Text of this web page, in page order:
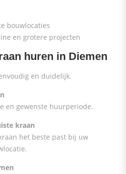
bouwlocaties
en grotere projecten
huren in Diemen
en duidelijk.
en gewenste huurperiode.
kraan
het beste past bij uw